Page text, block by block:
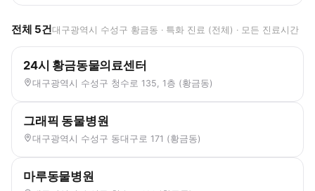
전체 5건대구광역시 수성구 황금동 · 특화 진료 (전체) · 모든 진료시간
24시 황금동물의료센터
대구광역시 수성구 청수로 135, 1층 (황금동)
그래픽 동물병원
대구광역시 수성구 동대구로 171 (황금동)
마루동물병원